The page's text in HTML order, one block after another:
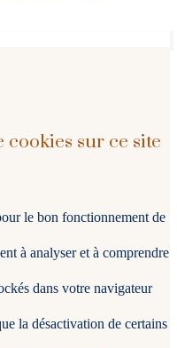
sur ce site
le bon fonctionnement de
à analyser et à comprendre
dans votre navigateur
la désactivation de certains